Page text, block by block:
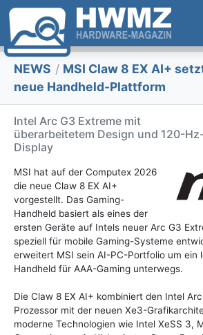
NEWS / MSI Claw 8 EX AI+
neue Handheld-Plattform
Intel Arc G3 Extreme mit
überarbeitetem Design und 120-
Display
MSI hat auf der Computex 2026
die neue Claw 8 EX AI+
vorgestellt. Das Gaming-
Handheld basiert als eines der
ersten Geräte auf Intels neuer Arc G3
speziell für mobile Gaming-Systeme
erweitert MSI sein AI-PC-Portfolio um ein
Handheld für AAA-Gaming unterwegs.
Die Claw 8 EX AI+ kombiniert den Intel
Prozessor mit der neuen Xe3-
moderne Technologien wie Intel XeSS 3,